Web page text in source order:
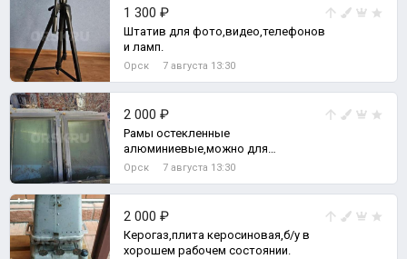
1 300 ₽
Штатив для фото,видео,телефонов
и ламп.
Орск 7 августа 13:30
2 000 ₽
Рамы остекленные
алюминиевые,можно для
изготовления теплицы. 170смх80см
Орск 7 августа 13:30
2 000 ₽
Керогаз,плита керосиновая,б/у в
хорошем рабочем состоянии.